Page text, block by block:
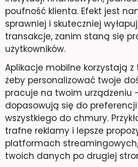
poufność klienta. Efekt jest
sprawniej i skuteczniej
transakcje, zanim staną się
użytkowników.
Aplikacje mobilne korzystają
żeby personalizować twoje
pracuje na twoim urządzeniu
dopasowują się do preferencji
wszystkiego do chmury.
trafne reklamy i lepsze
platformach
twoich danych po drugiej